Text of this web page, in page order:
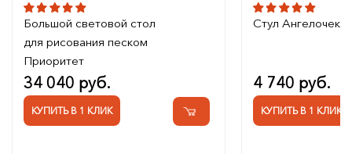
Большой световой стол
для рисования песком
Приоритет
34 040 руб.
КУПИТЬ В 1 КЛИК
Стул Ангелочек
4 740 руб.
КУПИТЬ В 1 КЛИК